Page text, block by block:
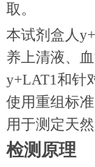
取。
本试剂盒人
养上清液、
y+LAT1和针
使用重组标
用于测定天
检测原理